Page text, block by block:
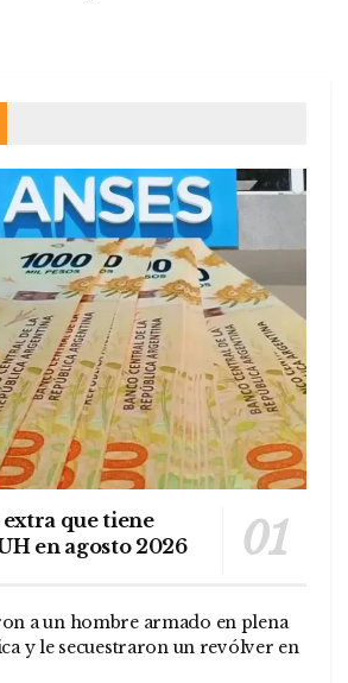
que tiene
en agosto 2026
a un hombre armado en plena
y le secuestraron un revólver en